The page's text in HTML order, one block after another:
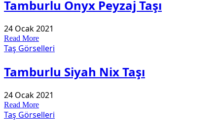
Tamburlu Onyx Peyzaj Taşı
24 Ocak 2021
Read More
Taş Görselleri
Tamburlu Siyah Nix Taşı
24 Ocak 2021
Read More
Taş Görselleri